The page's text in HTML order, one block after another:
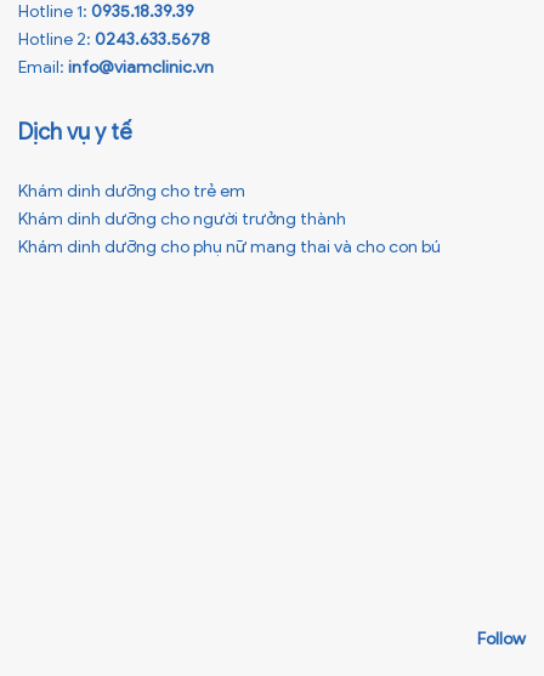
Hotline 1: 0935.18.39.39
Hotline 2: 0243.633.5678
Email: info@viamclinic.vn
Dịch vụ y tế
Khám dinh dưỡng cho trẻ em
Khám dinh dưỡng cho người trưởng thành
Khám dinh dưỡng cho phụ nữ mang thai và cho con bú
Follow